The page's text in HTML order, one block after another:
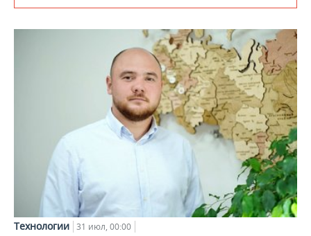
Технологии 31 июл, 00:00